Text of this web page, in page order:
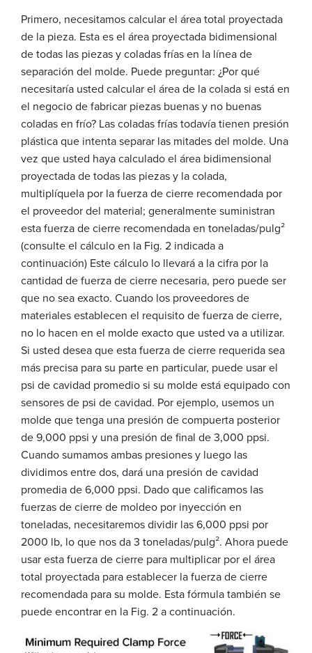
Primero, necesitamos calcular el área total proyectada
de la pieza. Esta es el área proyectada bidimensional
de todas las piezas y coladas frías en la línea de
separación del molde. Puede preguntar: ¿Por qué
necesitaría usted calcular el área de la colada si está en
el negocio de fabricar piezas buenas y no buenas
coladas en frío? Las coladas frías todavía tienen presión
plástica que intenta separar las mitades del molde. Una
vez que usted haya calculado el área bidimensional
proyectada de todas las piezas y la colada,
multiplíquela por la fuerza de cierre recomendada por
el proveedor del material; generalmente suministran
esta fuerza de cierre recomendada en toneladas/pulg²
(consulte el cálculo en la Fig. 2 indicada a
continuación) Este cálculo lo llevará a la cifra por la
cantidad de fuerza de cierre necesaria, pero puede ser
que no sea exacto. Cuando los proveedores de
materiales establecen el requisito de fuerza de cierre,
no lo hacen en el molde exacto que usted va a utilizar.
Si usted desea que esta fuerza de cierre requerida sea
más precisa para su parte en particular, puede usar el
psi de cavidad promedio si su molde está equipado con
sensores de psi de cavidad. Por ejemplo, usemos un
molde que tenga una presión de compuerta posterior
de 9,000 ppsi y una presión de final de 3,000 ppsi.
Cuando sumamos ambas presiones y luego las
dividimos entre dos, dará una presión de cavidad
promedia de 6,000 ppsi. Dado que calificamos las
fuerzas de cierre de moldeo por inyección en
toneladas, necesitaremos dividir las 6,000 ppsi por
2000 lb, lo que nos da 3 toneladas/pulg². Ahora puede
usar esta fuerza de cierre para multiplicar por el área
total proyectada para establecer la fuerza de cierre
recomendada para su molde. Esta fórmula también se
puede encontrar en la Fig. 2 a continuación.